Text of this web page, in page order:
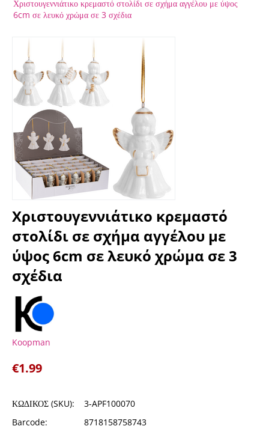
Χριστουγεννιάτικο κρεμαστό στολίδι σε σχήμα αγγέλου με ύψος
6cm σε λευκό χρώμα σε 3 σχέδια
Χριστουγεννιάτικο κρεμαστό
στολίδι σε σχήμα αγγέλου με
ύψος 6cm σε λευκό χρώμα σε 3
σχέδια
Koopman
€1.99
ΚΩΔΙΚΟΣ (SKU):
3-APF100070
Barcode:
8718158758743